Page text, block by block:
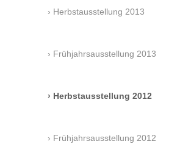
Herbstausstellung 2013
Frühjahrsausstellung 2013
Herbstausstellung 2012
Frühjahrsausstellung 2012